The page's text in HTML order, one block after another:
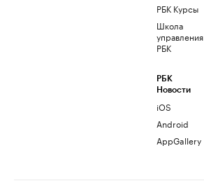
РБК Курсы
Школа
управления
РБК
РБК
Новости
iOS
Android
AppGallery